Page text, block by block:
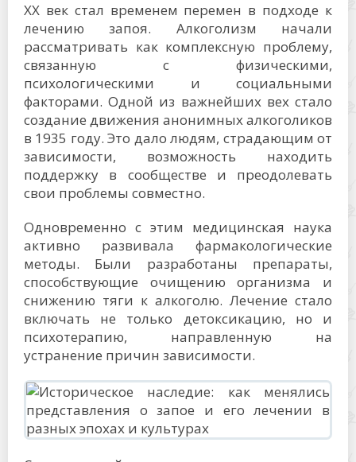
XX век стал временем перемен в подходе к
лечению запоя. Алкоголизм начали
рассматривать как комплексную проблему,
связанную с физическими,
психологическими и социальными
факторами. Одной из важнейших вех стало
создание движения анонимных алкоголиков
в 1935 году. Это дало людям, страдающим от
зависимости, возможность находить
поддержку в сообществе и преодолевать
свои проблемы совместно.
Одновременно с этим медицинская наука
активно развивала фармакологические
методы. Были разработаны препараты,
способствующие очищению организма и
снижению тяги к алкоголю. Лечение стало
включать не только детоксикацию, но и
психотерапию, направленную на
устранение причин зависимости.